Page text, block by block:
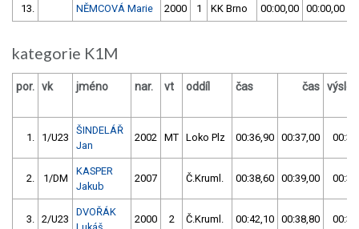
13. NĚMCOVÁ Marie 2000 1 KK Brno 00:00,00 00:00,00
kategorie K1M
por. vk jméno nar. vt oddíl čas čas
1. 1/U23
ŠINDELÁŘ
Jan
2002 MT Loko Plz 00:36,90 00:37,00
2. 1/DM
KASPER
Jakub
2007 Č.Kruml. 00:38,60 00:39,00
3. 2/U23
DVOŘÁK
2000 2 Č.Kruml. 00:42,10 00:38,80